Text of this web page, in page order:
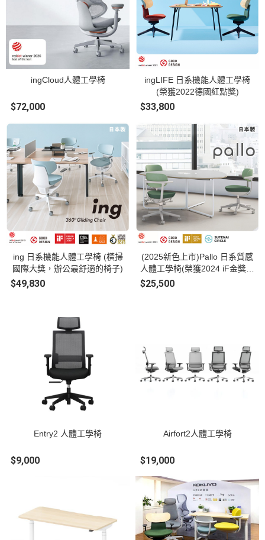
ingCloud人體工學椅
$72,000
ingLIFE 日系機能人體工學椅
(榮獲2022德國紅點獎)
$33,800
ing 日系機能人體工學椅 (橫掃
國際大獎，辦公最舒適的椅子)
$49,830
(2025新色上市)Pallo 日系質感
人體工學椅(榮獲2024 iF金獎及
$25,500
Entry2 人體工學椅
$9,000
Airfort2人體工學椅
$19,000